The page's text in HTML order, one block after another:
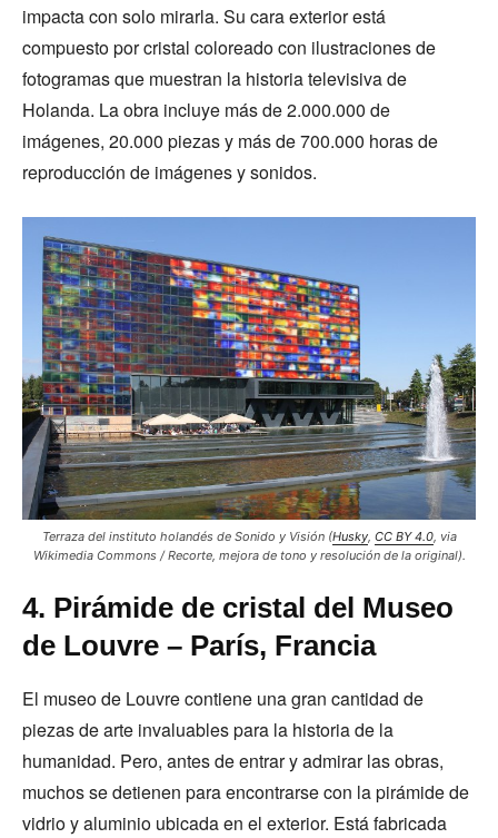
impacta con solo mirarla. Su cara exterior está
compuesto por cristal coloreado con ilustraciones de
fotogramas que muestran la historia televisiva de
Holanda. La obra incluye más de 2.000.000 de
imágenes, 20.000 piezas y más de 700.000 horas de
reproducción de imágenes y sonidos.
Terraza del instituto holandés de Sonido y Visión (Husky, CC BY 4.0, via
Wikimedia Commons / Recorte, mejora de tono y resolución de la original).
4. Pirámide de cristal del Museo
de Louvre – París, Francia
El museo de Louvre contiene una gran cantidad de
piezas de arte invaluables para la historia de la
humanidad. Pero, antes de entrar y admirar las obras,
muchos se detienen para encontrarse con la pirámide de
vidrio y aluminio ubicada en el exterior. Está fabricada